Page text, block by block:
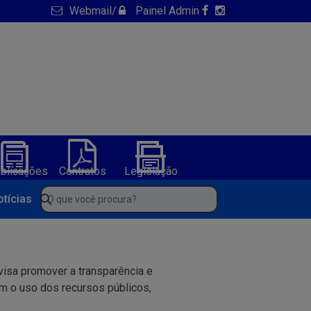
Webmail/ Painel Admin
Contratos Legislação
de America Dourada-BA
O que você procura?
promover a transparência e
o uso dos recursos públicos,